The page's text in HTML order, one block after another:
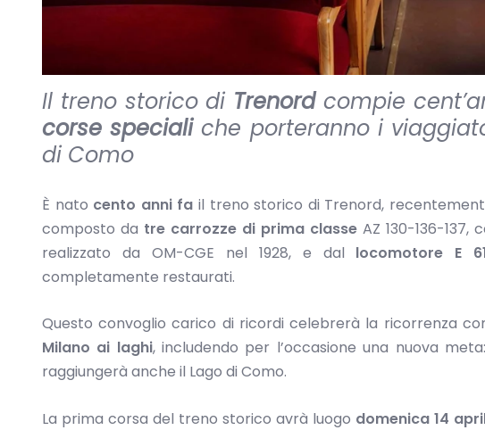
Il treno storico di Trenordcompie
corse specialiche porteranno i
di Como
È nato cento anni fa il treno storico di Trenord,
composto da tre carrozze di prima classeAZ 130-136-137,
realizzato da OM-CGE nel 1928, e dal locomotore E
completamente restaurati.
Questo convoglio carico di ricordi celebrerà la ricorrenza
Milano ai laghi, includendo per l’occasione una nuova
raggiungerà anche il Lago di Como.
La prima corsa del treno storico avrà luogo domenica 14